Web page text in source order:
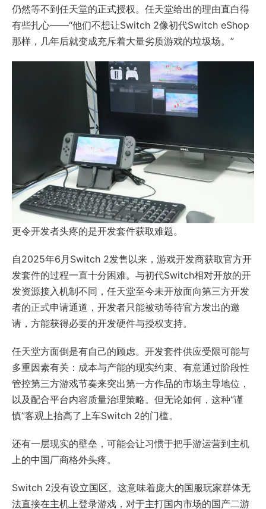
仍然等不到任天堂的正式授权。任天堂给出的理由直白得
有些扎心——“他们不想让Switch 2像初代Switch eShop
那样，几年后就变成充斥着大量劣质游戏的垃圾场。”
更令开发者头疼的是开发套件获取难题。
自2025年6月Switch 2发售以来，游戏开发商获取官方开
发套件的过程一直十分困难。 与初代Switch相对开放的开
发资源接入机制不同，任天堂至今未开放面向第三方开发
者的正式申请通道，开发者只能被动等待官方发出的邀
请，方能获得必要的开发硬件与授权支持。
任天堂方面倒是有自己的顾虑。开发套件供应受限可能与
多重因素有关：成本与产能的现实约束、有意通过阶段性
管控第三方游戏节奏来突出第一方作品的市场主导地位，
以及配合平台内容质量治理策略。但无论如何，这种“谨
慎”客观上抬高了上车Switch 2的门槛。
还有一层现实的壁垒，可能会让习惯于把手游运营到主机
上的中国厂商格外头疼。
Switch 2没有设立国区。这意味着庞大的国服玩家群体无
法直接在主机上登录游戏，对于主打国内市场的国产二游